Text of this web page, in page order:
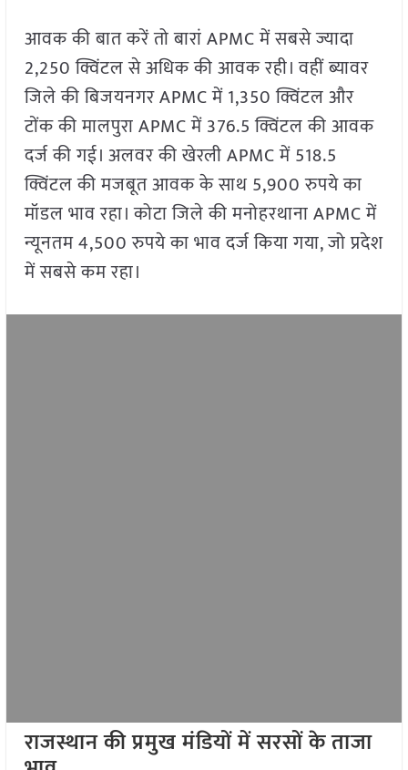
आवक की बात करें तो बारां APMC में सबसे ज्यादा
2,250 क्विंटल से अधिक की आवक रही। वहीं ब्यावर
जिले की बिजयनगर APMC में 1,350 क्विंटल और
टोंक की मालपुरा APMC में 376.5 क्विंटल की आवक
दर्ज की गई। अलवर की खेरली APMC में 518.5
क्विंटल की मजबूत आवक के साथ 5,900 रुपये का
मॉडल भाव रहा। कोटा जिले की मनोहरथाना APMC में
न्यूनतम 4,500 रुपये का भाव दर्ज किया गया, जो प्रदेश
में सबसे कम रहा।
राजस्थान की प्रमुख मंडियों में सरसों के ताजा